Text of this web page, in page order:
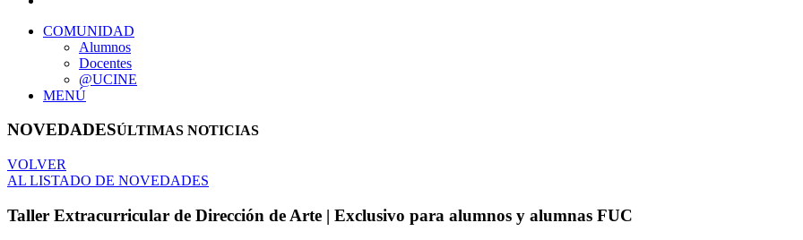
COMUNIDAD
Alumnos
Docentes
@UCINE
MENÚ
NOVEDADESÚLTIMAS NOTICIAS
VOLVER
AL LISTADO DE NOVEDADES
Taller Extracurricular de Dirección de Arte | Exclusivo para alumnos y alumnas FUC